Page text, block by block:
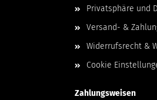
Privatsphäre und
Versand- &
Widerrufsrecht &
Cookie
Zahlungsweisen